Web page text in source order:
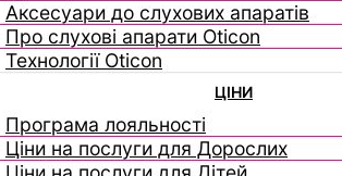
Аксесуари до слухових апаратів
Про слухові апарати Oticon
Технології Oticon
ЦІНИ
Програма лояльності
Ціни на послуги для Дорослих